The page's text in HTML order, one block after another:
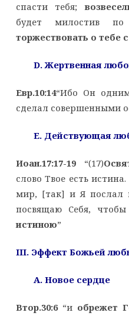
спасти тебя;
будет милостив
торжествовать о тебе
D. Жертвенная
Евр.10:14“Ибо Он
сделал совершенными
E. Действующая
Иоан.17:17-19“(17)
слово Твое есть
мир, [так] и Я послал
посвящаю Себя,
истиною”
III. Эффект Божьей
A. Новое сердце
Втор.30:6“и обрежет